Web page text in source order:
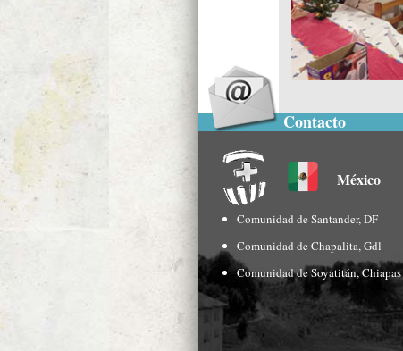
Contacto
México
Comunidad de Santander, DF
Comunidad de Chapalita, Gdl
Comunidad de Soyatitán, Chiapas